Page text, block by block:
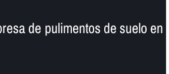
de pulimentos de suelo en